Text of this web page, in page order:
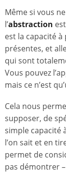
Même si vous
l’abstraction
est la capacité
présentes, et
qui sont
Vous pouvez
mais ce n’est
Cela nous
supposer, de
simple capacité
l’on sait et en
permet de
pas démontrer